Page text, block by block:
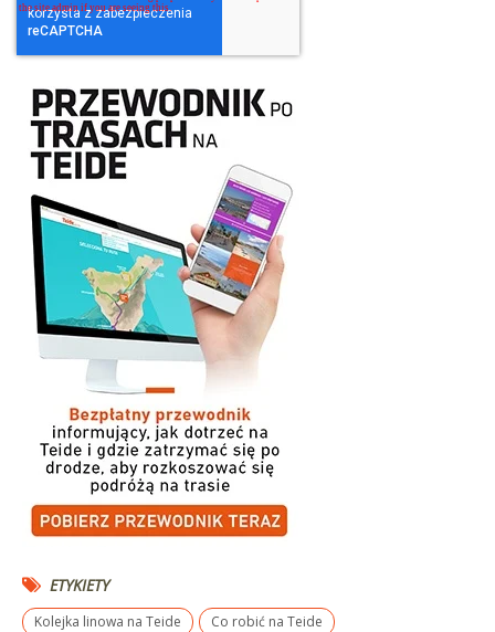
ETYKIETY
Kolejka linowa na Teide
Co robić na Teide